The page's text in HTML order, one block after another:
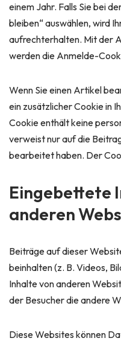
einem Jahr. Falls Sie bei
bleiben“ auswählen, wird
aufrechterhalten. Mit der
werden die Anmelde-
Wenn Sie einen Artikel
ein zusätzlicher Cookie in
Cookie enthält keine
verweist nur auf die
bearbeitet haben. Der
Eingebettete
anderen
Beiträge auf dieser
beinhalten (z. B. Videos,
Inhalte von anderen
der Besucher die andere
Diese Websites können